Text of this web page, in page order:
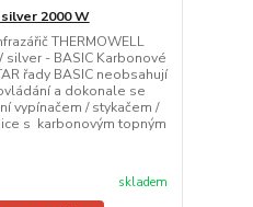
2000 W
THERMOWELL
silver - BASIC Karbonové
řady BASIC neobsahují
a dokonale se
vypínačem / stykačem /
s karbonovým topným
skladem